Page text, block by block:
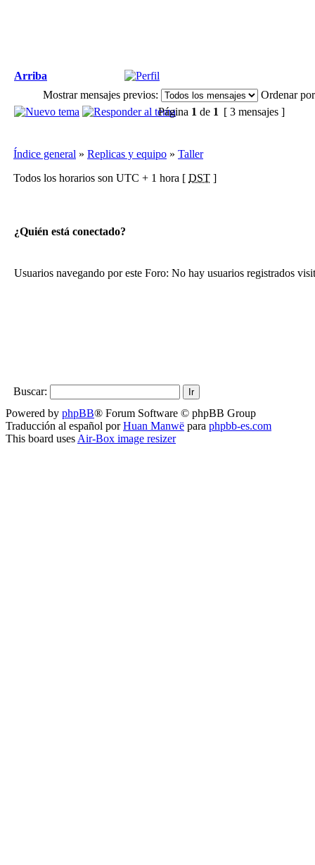
Arriba
Mostrar mensajes previos:
Ordenar por
Página 1 de 1 [ 3 mensajes ]
Índice general » Replicas y equipo » Taller
Todos los horarios son UTC + 1 hora [ DST ]
¿Quién está conectado?
Usuarios navegando por este Foro: No hay usuarios registrados
Buscar:
Powered by phpBB® Forum Software © phpBB Group
Traducción al español porHuan Manwë para phpbb-es.com
This board uses Air-Box image resizer